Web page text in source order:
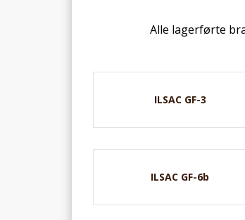
Alle lagerførte
ILSAC GF-3
ILSAC GF-6b